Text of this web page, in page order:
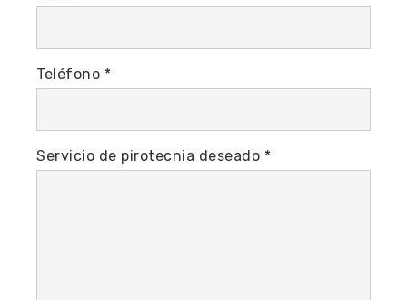
Teléfono *
Servicio de pirotecnia deseado *